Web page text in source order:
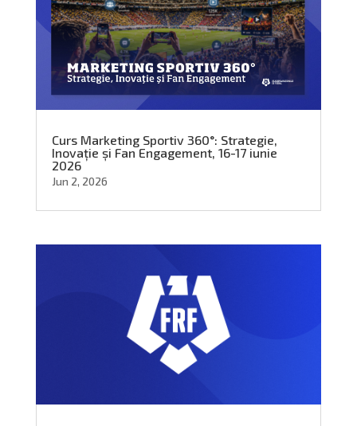
Curs Marketing Sportiv 360°: Strategie,
Inovație și Fan Engagement, 16-17 iunie
2026
Jun 2, 2026